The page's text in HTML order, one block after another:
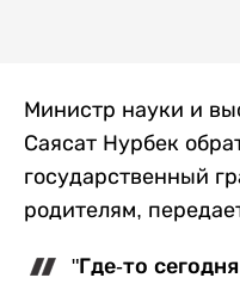
Министр науки и
Саясат Нурбек
государственный
родителям,
"Где-то